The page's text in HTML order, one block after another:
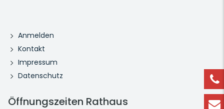
Anmelden
Kontakt
Impressum
Datenschutz
Öffnungszeiten Rathaus